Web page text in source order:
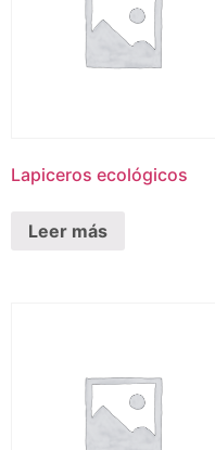
Lapiceros ecológicos
Leer más